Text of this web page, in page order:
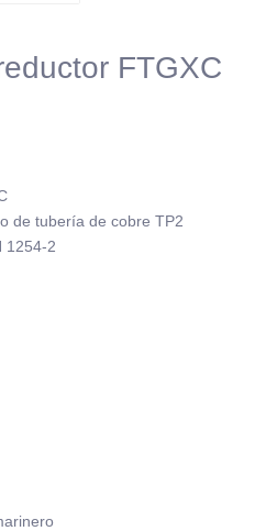
FTGXC
de tubería de cobre TP2
1254-2